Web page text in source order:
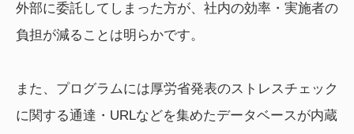
外部に委託してしまった方が、社内の効率・実施者の
負担が減ることは明らかです。
また、プログラムには厚労省発表のストレスチェック
に関する通達・URLなどを集めたデータベースが内蔵